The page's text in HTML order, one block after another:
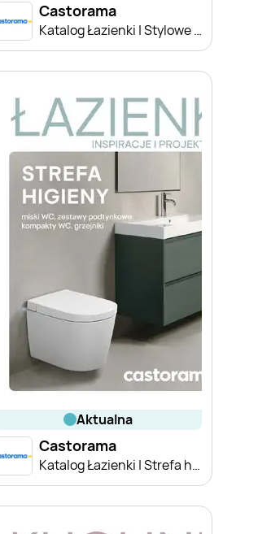
Castorama
Katalog Łazienki | Stylowe projekty
aktualna
Castorama
Katalog Łazienki | Strefa higieny